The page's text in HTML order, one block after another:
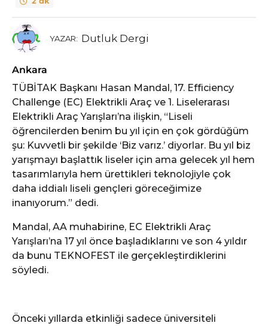
n
c
YAZAR: Dutluk Dergi
Ankara
TÜBİTAK Başkanı Hasan Mandal, 17. Efficiency
Challenge (EC) Elektrikli Araç ve 1. Liselerarası
Elektrikli Araç Yarışları’na ilişkin, “Liseli
öğrencilerden benim bu yıl için en çok gördüğüm
şu: Kuvvetli bir şekilde ‘Biz varız.’ diyorlar. Bu yıl biz
yarışmayı başlattık liseler için ama gelecek yıl hem
tasarımlarıyla hem ürettikleri teknolojiyle çok
daha iddialı liseli gençleri göreceğimize
inanıyorum.” dedi.
Mandal, AA muhabirine, EC Elektrikli Araç
Yarışları’na 17 yıl önce başladıklarını ve son 4 yıldır
da bunu TEKNOFEST ile gerçekleştirdiklerini
söyledi.
Önceki yıllarda etkinliği sadece üniversiteli